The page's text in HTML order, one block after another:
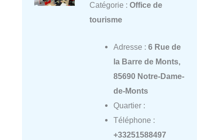
Catégorie : Office de
tourisme
Adresse : 6 Rue de
la Barre de Monts,
85690 Notre-Dame-
de-Monts
Quartier :
Téléphone :
+33251588497